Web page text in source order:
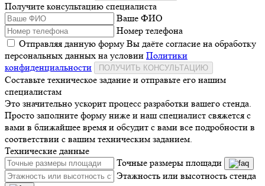
Получите консультацию специалиста
Ваше ФИО
Номер телефона
Отправляя данную форму Вы даёте согласие на обработку
персональных данных на условии Политики
конфиденциальности
ПОЛУЧИТЬ КОНСУЛЬТАЦИЮ
Составьте техническое задание и отправьте его нашим
специалистам
Это значительно ускорит процесс разработки вашего стенда.
Просто заполните форму ниже и наш специалист свяжется с
вами в ближайшее время и обсудит с вами все подробности в
соответствии с вашим техническим заданием.
Технические данные
Точные размеры площади
Этажность или высотность стенда